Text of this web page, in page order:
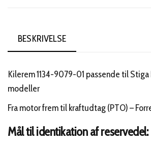
BESKRIVELSE
Kilerem 1134-9079-01 passende til
modeller
Fra motor frem til kraftudtag (PTO) –
Mål til identikation af reservedel: